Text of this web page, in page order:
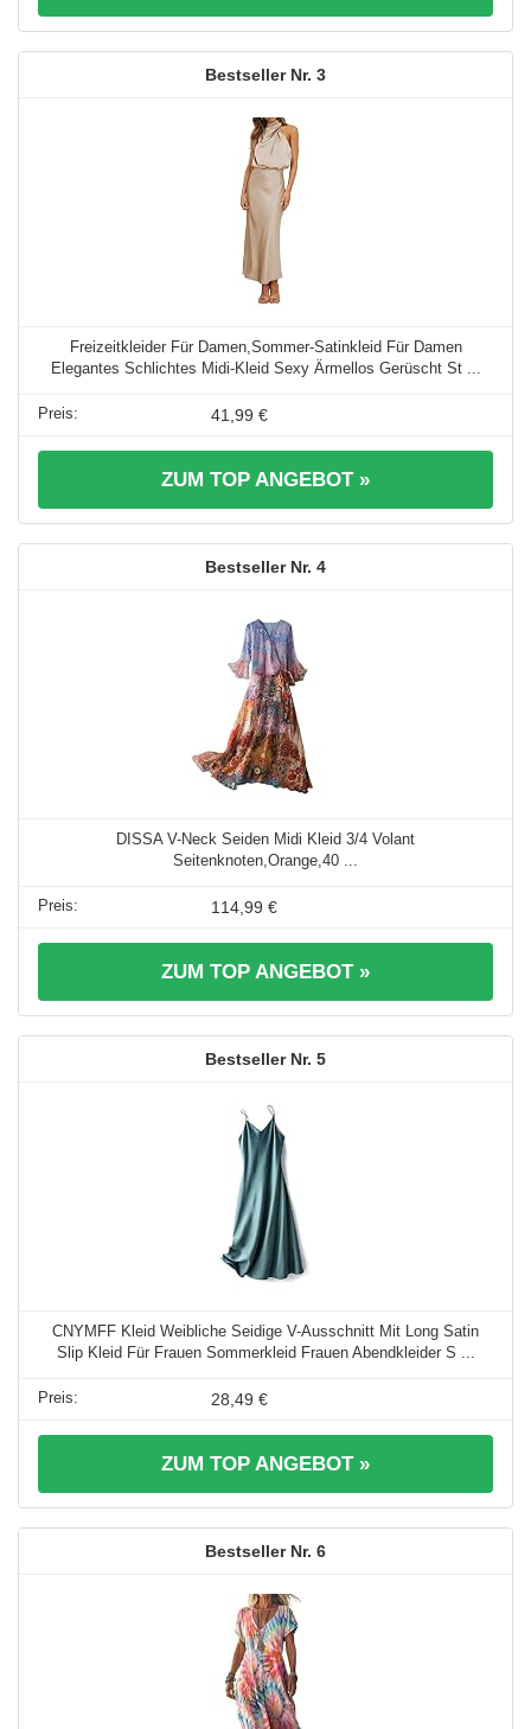
3
Freizeitkleider Für Damen,Sommer-Satinkleid Für Damen
Elegantes Schlichtes Midi-Kleid Sexy Ärmellos Gerüscht St ...
41,99 €
ZUM TOP ANGEBOT »
4
DISSA V-Neck Seiden Midi Kleid 3/4 Volant
Seitenknoten,Orange,40 ...
114,99 €
ZUM TOP ANGEBOT »
5
CNYMFF Kleid Weibliche Seidige V-Ausschnitt Mit Long Satin
Slip Kleid Für Frauen Sommerkleid Frauen Abendkleider S ...
28,49 €
ZUM TOP ANGEBOT »
6